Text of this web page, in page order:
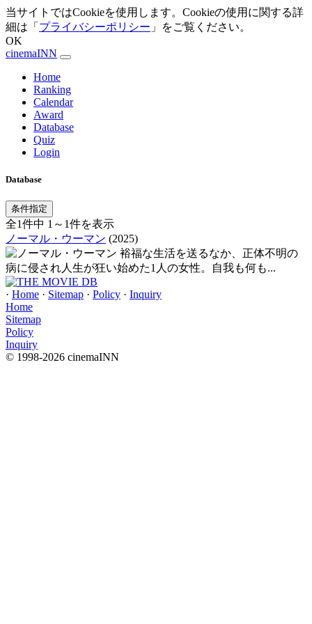
当サイトではCookieを使用します。Cookieの使用に関する詳
細は「 プライバシーポリシー 」をご覧ください。
OK
cinemaINN
Home
Ranking
Calendar
Award
Database
Quiz
Login
Database
条件指定
全1件中 1～1件を表示
ノーマル・ウーマン (2025)
裕福な生活を送るなか、正体不明の
病に侵され人生が狂い始めた1人の女性。自我も何も...
· Home · Sitemap · Policy · Inquiry
Home
Sitemap
Policy
Inquiry
© 1998-2026 cinemaINN